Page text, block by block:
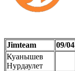
Jimteam 09/04
Куанышев
Нурдаулет